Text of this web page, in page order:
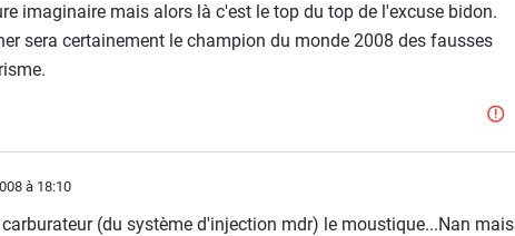
imaginaire mais alors là c'est le top du top de l'excuse bidon.
sera certainement le champion du monde 2008 des fausses
à 18:10
(du système d'injection mdr) le moustique...Nan mais